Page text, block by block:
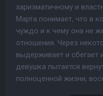
харизматичному и
Марта понимает, что в
чуждо и к чему она не
отношения. Через
выдерживает и сбегает
девушка пытается
полноценной жизни,